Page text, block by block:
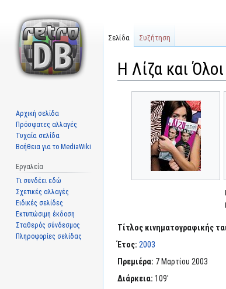
Η Λίζα και
αναζήτηση
Τίτλος κινηματογραφικής
Έτος: 2003
Πρεμιέρα: 7 Μαρτίου 2003
Διάρκεια: 109'
Σελίδα Συζήτηση
Αρχική σελίδα
Πρόσφατες αλλαγές
Τυχαία σελίδα
Βοήθεια για το MediaWiki
Εργαλεία
Τι συνδέει εδώ
Σχετικές αλλαγές
Ειδικές σελίδες
Εκτυπώσιμη έκδοση
Σταθερός σύνδεσμος
Πληροφορίες σελίδας